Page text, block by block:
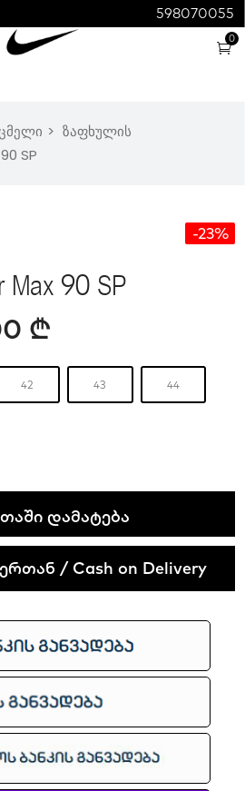
0
598070055
ზაფხულის
SP
-23%
Max 90 SP
₾
42 43 44
ᲓᲐᲛᲐᲢᲔᲑᲐ
/ Cash on Delivery